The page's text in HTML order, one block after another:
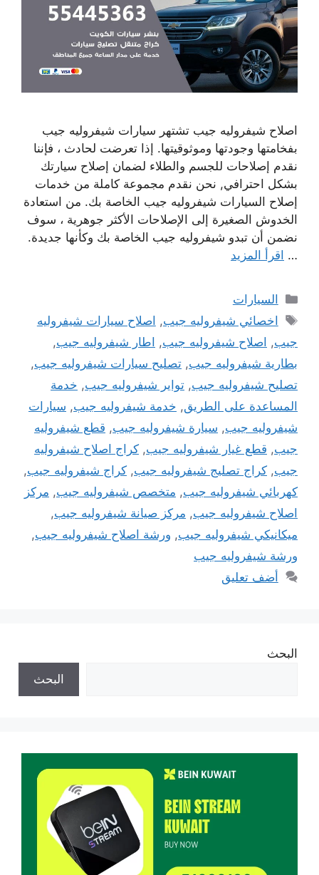
اصلاح شيفروليه جيب تشتهر سيارات شيفروليه جيب
بفخامتها وجودتها وموثوقيتها. إذا تعرضت لحادث ، فإننا
نقدم إصلاحات للجسم والطلاء لضمان إصلاح سيارتك
بشكل احترافي, نحن نقدم مجموعة كاملة من خدمات
إصلاح السيارات شيفروليه جيب الخاصة بك. من استعادة
الخدوش الصغيرة إلى الإصلاحات الأكثر جوهرية ، سوف
نضمن أن تبدو شيفروليه جيب الخاصة بك وكأنها جديدة.
… اقرأ المزيد
التصنيفات
السيارات
الوسوم
اخصائي شيفروليه جيب, اصلاح سيارات شيفروليه
جيب, اصلاح شيفروليه جيب, اطار شيفروليه جيب,
بطارية شيفروليه جيب, تصليح سيارات شيفروليه جيب,
تصليح شيفروليه جيب, تواير شيفروليه جيب, خدمة
المساعدة على الطريق, خدمة شيفروليه جيب, سيارات
شيفروليه جيب, سيارة شيفروليه جيب, قطع شيفروليه
جيب, قطع غيار شيفروليه جيب, كراج اصلاح شيفروليه
جيب, كراج تصليج شيفروليه جيب, كراج شيفروليه جيب,
كهربائي شيفروليه جيب, متخصص شيفروليه جيب, مركز
اصلاح شيفروليه جيب, مركز صيانة شيفروليه جيب,
ميكانيكي شيفروليه جيب, ورشة اصلاح شيفروليه جيب,
ورشة شيفروليه جيب
أضف تعليق
البحث
البحث